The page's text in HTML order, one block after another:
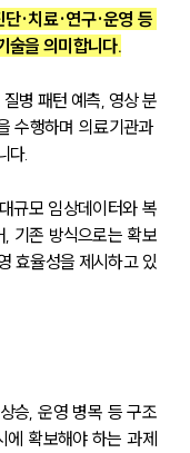
·치료·연구·운영 등
술을 의미합니다.
병 패턴 예측, 영상 분
수행하며 의료기관과
다.
규모 임상데이터와 복
기존 방식으로는 확보
효율성을 제시하고 있
승, 운영 병목 등 구조
확보해야 하는 과제